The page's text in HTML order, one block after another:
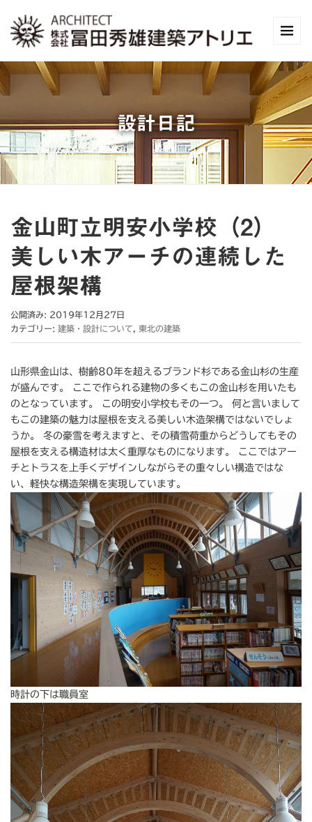
設計日記
金山町立明安小学校（2）
美しい木アーチの連続した
屋根架構
公開済み: 2019年12月27日
カテゴリー: 建築・設計について 東北の建築
山形県金山は、樹齢80年を超えるブランド杉である金山杉の生産
が盛んです。 ここで作られる建物の多くもこの金山杉を用いたも
のとなっています。 この明安小学校もその一つ。 何と言いまして
もこの建築の魅力は屋根を支える美しい木造架構ではないでしょ
うか。 冬の豪雪を考えますと、その積雪荷重からどうしてもその
屋根を支える構造材は太く重厚なものになります。 ここではアー
チとトラスを上手くデザインしながらその重々しい構造ではな
い、軽快な構造架構を実現しています。
時計の下は職員室